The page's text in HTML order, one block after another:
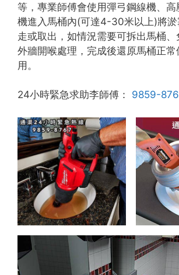
等，專業師傅會使用彈弓鋼線機、高
機進入馬桶內(可達4-30米以上)將淤
走或取出，如情況需要可拆出馬桶、
外牆開喉處理，完成後還原馬桶正常
用。
24小時緊急求助李師傅： 9859-